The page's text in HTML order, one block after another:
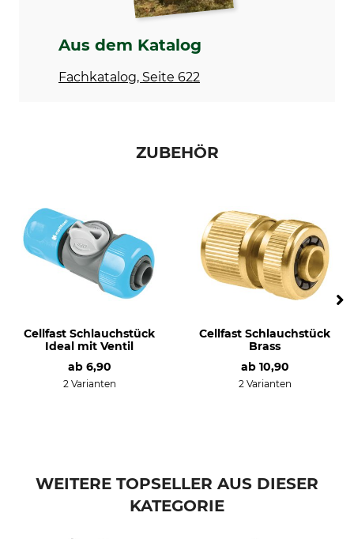
Aus dem Katalog
Fachkatalog, Seite 622
ZUBEHÖR
Cellfast Schlauchstück
Ideal mit Ventil
ab 6,90
2 Varianten
Cellfast Schlauchstück
Brass
ab 10,90
2 Varianten
WEITERE TOPSELLER AUS DIESER
KATEGORIE